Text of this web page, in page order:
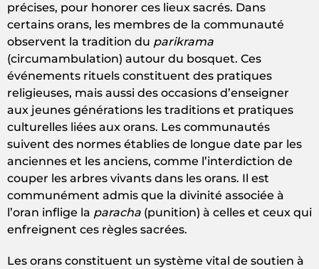
précises, pour honorer ces lieux sacrés. Dans
certains orans, les membres de la communauté
observent la tradition du parikrama
(circumambulation) autour du bosquet. Ces
événements rituels constituent des pratiques
religieuses, mais aussi des occasions d’enseigner
aux jeunes générations les traditions et pratiques
culturelles liées aux orans. Les communautés
suivent des normes établies de longue date par les
anciennes et les anciens, comme l’interdiction de
couper les arbres vivants dans les orans. Il est
communément admis que la divinité associée à
l’oran inflige la paracha (punition) à celles et ceux qui
enfreignent ces règles sacrées.
Les orans constituent un système vital de soutien à